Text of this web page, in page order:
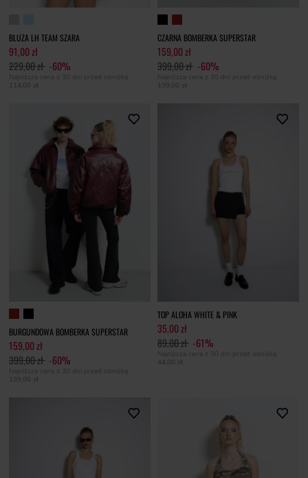
BLUZA LH TEAM SZARA
91,00 zł
229,00 zł -60%
Najniższa cena z 30 dni przed obniżką
114,00 zł
CZARNA BOMBERKA SUPERSTAR
159,00 zł
399,00 zł -60%
Najniższa cena z 30 dni przed obniżką
199,00 zł
BURGUNDOWA BOMBERKA SUPERSTAR
159,00 zł
399,00 zł -60%
Najniższa cena z 30 dni przed obniżką
199,00 zł
TOP ALOHA WHITE & PINK
35,00 zł
89,00 zł -61%
Najniższa cena z 30 dni przed obniżką
44,00 zł